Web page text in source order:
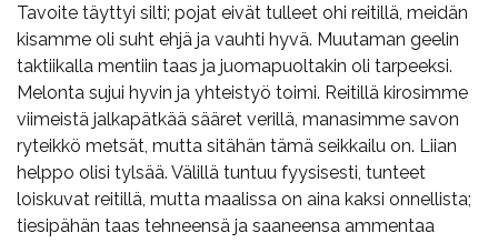
Tavoite täyttyi silti; pojat eivät tulleet ohi reitillä, meidän
kisamme oli suht ehjä ja vauhti hyvä. Muutaman geelin
taktiikalla mentiin taas ja juomapuoltakin oli tarpeeksi.
Melonta sujui hyvin ja yhteistyö toimi. Reitillä kirosimme
viimeistä jalkapätkää sääret verillä, manasimme savon
ryteikkö metsät, mutta sitähän tämä seikkailu on. Liian
helppo olisi tylsää. Välillä tuntuu fyysisesti, tunteet
loiskuvat reitillä, mutta maalissa on aina kaksi onnellista;
tiesipähän taas tehneensä ja saaneensa ammentaa